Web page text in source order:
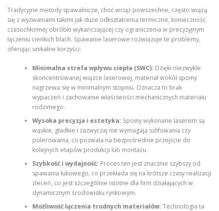
Tradycyjne metody spawalnicze, choć wciąż powszechne, często wiążą
się z wyzwaniami takimi jak duże odkształcenia termiczne, konieczność
czasochłonnej obróbki wykańczającej czy ograniczenia w precyzyjnym
łączeniu cienkich blach. Spawanie laserowe rozwiązuje te problemy,
oferując unikalne korzyści:
Minimalna strefa wpływu ciepła (SWC): Dzięki niezwykle
skoncentrowanej wiązce laserowej, materiał wokół spoiny
nagrzewa się w minimalnym stopniu. Oznacza to brak
wypaczeń i zachowanie właściwości mechanicznych materiału
rodzimego.
Wysoka precyzja i estetyka: Spoiny wykonane laserem są
wąskie, gładkie i zazwyczaj nie wymagają szlifowania czy
polerowania, co pozwala na bezpośrednie przejście do
kolejnych etapów produkcji lub montażu.
Szybkość i wydajność: Proces ten jest znacznie szybszy od
spawania łukowego, co przekłada się na krótsze czasy realizacji
zleceń, co jest szczególnie istotne dla firm działających w
dynamicznym środowisku rynkowym.
Możliwość łączenia trudnych materiałów: Technologia ta